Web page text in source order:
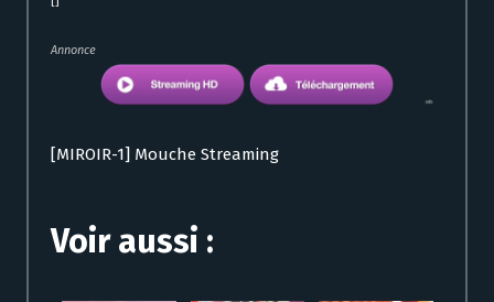
Annonce
[MIROIR-1] Mouche Streaming
Voir aussi :